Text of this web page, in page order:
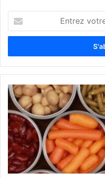
t
e
z
o
t
r
e
a
d
r
e
s